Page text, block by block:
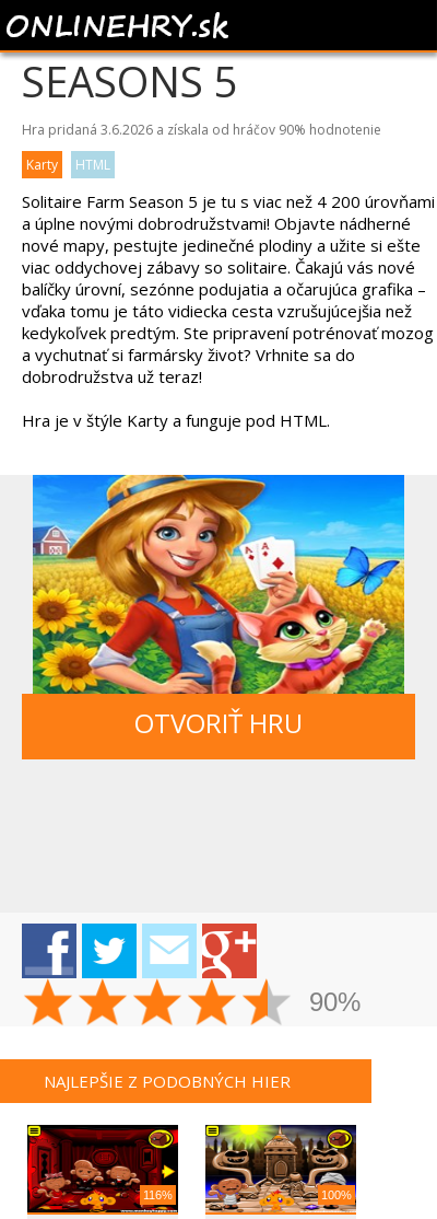
SOLITAIRE FARM
SEASONS 5
Hra pridaná 3.6.2026 a získala od hráčov 90% hodnotenie
Karty
HTML
Solitaire Farm Season 5 je tu s viac než 4 200 úrovňami
a úplne novými dobrodružstvami! Objavte nádherné
nové mapy, pestujte jedinečné plodiny a užite si ešte
viac oddychovej zábavy so solitaire. Čakajú vás nové
balíčky úrovní, sezónne podujatia a očarujúca grafika –
vďaka tomu je táto vidiecka cesta vzrušujúcejšia než
kedykoľvek predtým. Ste pripravení potrénovať mozog
a vychutnať si farmársky život? Vrhnite sa do
dobrodružstva už teraz!
Hra je v štýle Karty a funguje pod HTML.
OTVORIŤ HRU
90%
NAJLEPŠIE Z PODOBNÝCH HIER
116% 100%